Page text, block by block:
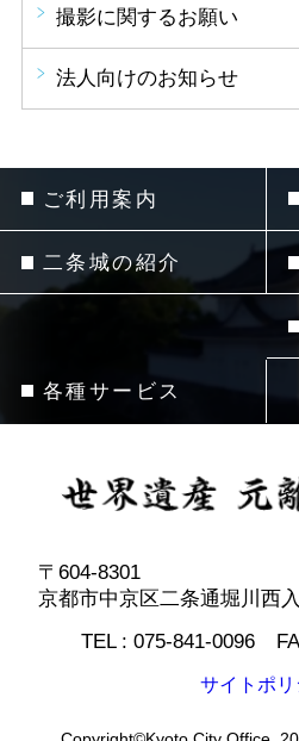
撮影に関するお願い
法人向けのお知らせ
ご利用案内
二条城の紹介
各種サービス
〒604-8301
京都市中京区二条通堀川西
TEL : 075-841-0096
サイトポリ